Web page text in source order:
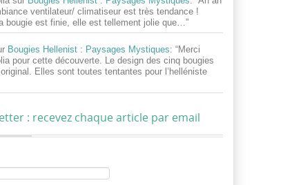
ventilateur/ climatiseur est très tendance !
bougie est finie, elle est tellement jolie que…”
Bougies Hellenist : Paysages Mystiques: “Merci
pour cette découverte. Le design des cinq bougies
Elles sont toutes tentantes pour l’helléniste
: recevez chaque article par email